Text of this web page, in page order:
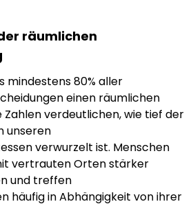
räumlichen
mindestens 80% aller
einen räumlichen
Zahlen verdeutlichen, wie tief der
unseren
verwurzelt ist. Menschen
vertrauten Orten stärker
und treffen
häufig in Abhängigkeit von ihrer